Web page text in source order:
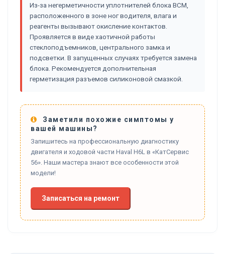
Из-за негерметичности уплотнителей блока BCM,
расположенного в зоне ног водителя, влага и
реагенты вызывают окисление контактов.
Проявляется в виде хаотичной работы
стеклоподъемников, центрального замка и
подсветки. В запущенных случаях требуется замена
блока. Рекомендуется дополнительная
герметизация разъемов силиконовой смазкой.
Заметили похожие симптомы у
вашей машины?
Запишитесь на профессиональную диагностику
двигателя и ходовой части Haval H6L в «КатСервис
56». Наши мастера знают все особенности этой
модели!
Записаться на ремонт